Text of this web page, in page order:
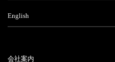
English
会社案内